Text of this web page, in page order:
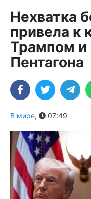
Нехватка
привела к
Трампом и
Пентагона
В мире, 07:49